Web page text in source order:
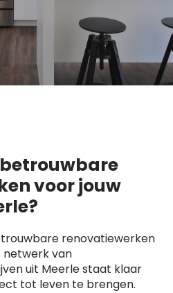
voor jouw
renovatiewerken
netwerk van
uit Meerle staat klaar
tot leven te brengen.